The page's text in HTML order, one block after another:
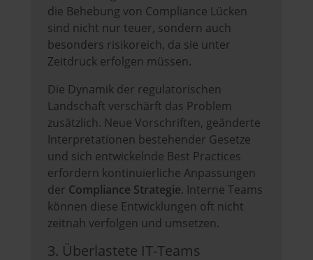
die Behebung von Compliance Lücken
sind nicht nur teuer, sondern auch
besonders risikoreich, da sie unter
Zeitdruck erfolgen müssen.
Die Dynamik der regulatorischen
Landschaft verschärft das Problem
zusätzlich. Neue Vorschriften, geänderte
Interpretationen bestehender Gesetze
und sich entwickelnde Best Practices
erfordern kontinuierliche Anpassungen
der Compliance Strategie. Interne Teams
können diese Entwicklungen oft nicht
zeitnah verfolgen und umsetzen.
3. Überlastete IT-Teams